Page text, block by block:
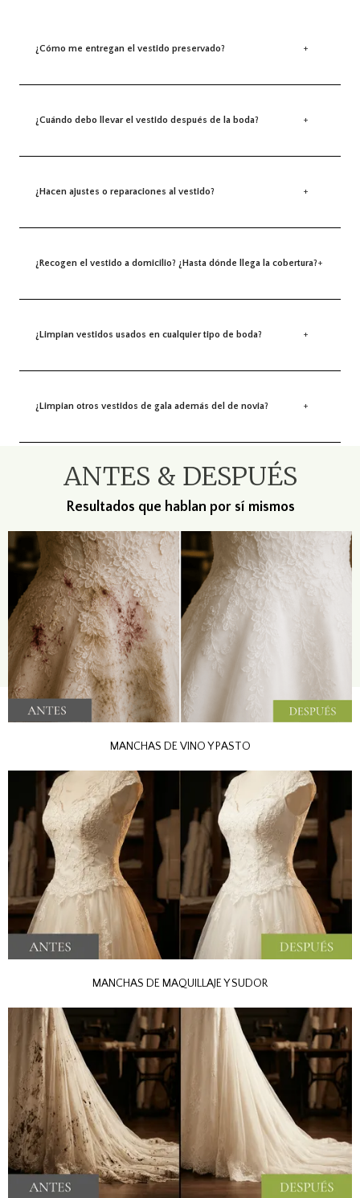
¿Cómo me entregan el vestido preservado? +
¿Cuándo debo llevar el vestido después de la boda? +
¿Hacen ajustes o reparaciones al vestido? +
¿Recogen el vestido a domicilio? ¿Hasta dónde llega la cobertura?+
¿Limpian vestidos usados en cualquier tipo de boda? +
¿Limpian otros vestidos de gala además del de novia? +
ANTES & DESPUÉS
Resultados que hablan por sí mismos
MANCHAS DE VINO Y PASTO
MANCHAS DE MAQUILLAJE Y SUDOR